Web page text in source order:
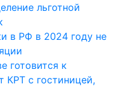
льготной
в РФ в 2024 году не
готовится к
КРТ с гостиницей,